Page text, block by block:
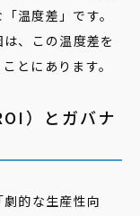
温度差」です。
、この温度差を
とにあります。
）とガバナ
的な生産性向